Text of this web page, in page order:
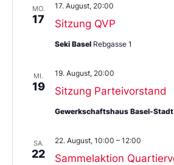
MO.
17 Sitzung QVP
17. August, 20:00
Seki Basel Rebgasse 1
MI.
19 Sitzung Parteivorstand
19. August, 20:00
Gewerkschaftshaus Basel-Stadt
SA.
22 Sammelaktion
22. August, 10:00 – 12:00